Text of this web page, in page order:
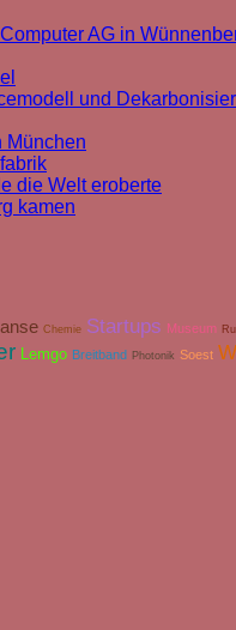
AG in
und
München
die Welt eroberte
kamen
Chemie Startups Museum
Lemgo Breitband Photonik Soest